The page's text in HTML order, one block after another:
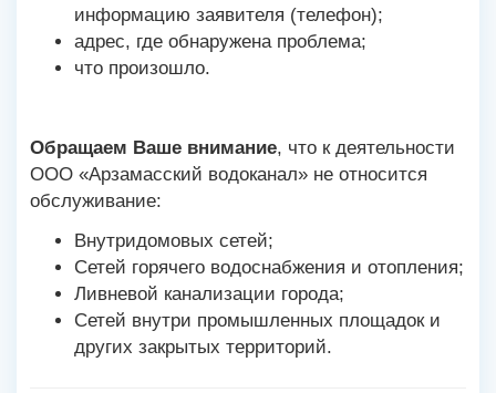
информацию заявителя (телефон);
адрес, где обнаружена проблема;
что произошло.
Обращаем Ваше внимание, что к деятельности
ООО «Арзамасский водоканал» не относится
обслуживание:
Внутридомовых сетей;
Сетей горячего водоснабжения и отопления;
Ливневой канализации города;
Сетей внутри промышленных площадок и
других закрытых территорий.